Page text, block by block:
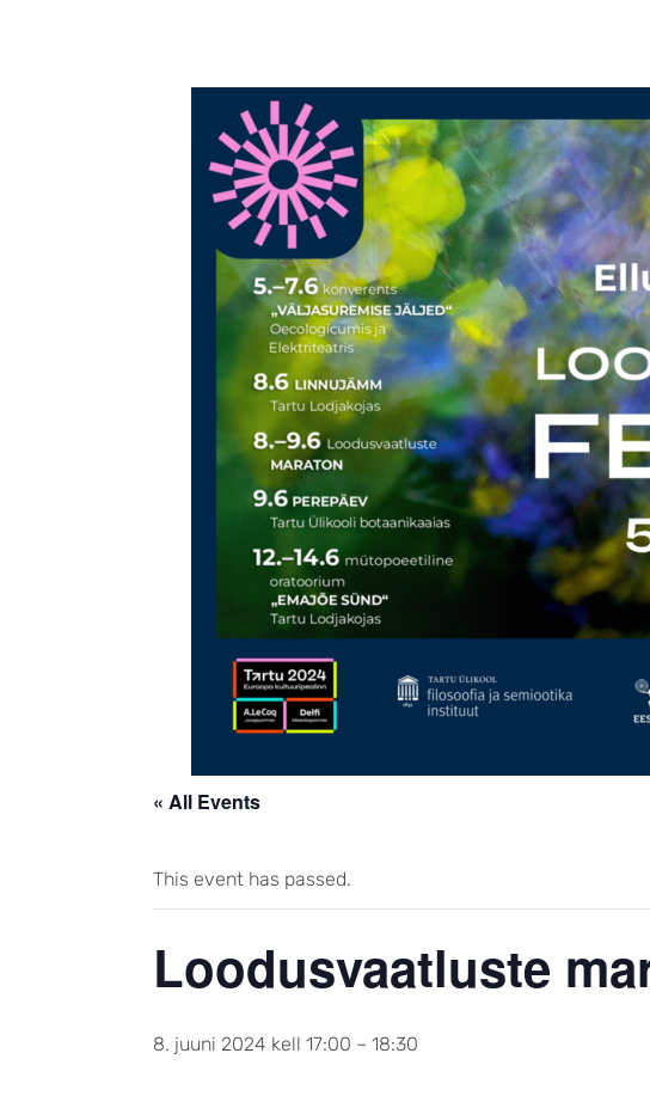
« All Events
This event has passed.
Loodusvaatluste
8. juuni 2024 kell 17:00 – 18:30